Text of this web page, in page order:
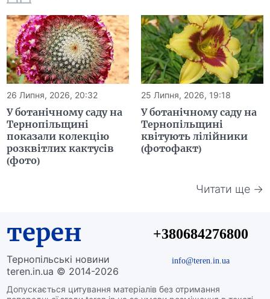
26 Липня, 2026, 20:32
У ботанічному саду на
Тернопільщині
показали колекцію
розквітлих кактусів
(фото)
25 Липня, 2026, 19:18
У ботанічному саду на
Тернопільщині
квітують лілійники
(фотофакт)
Читати ще →
терен
Тернопільські новини
teren.in.ua © 2014-2026
Допускається цитування матеріалів без отримання
+380684276800
info@teren.in.ua